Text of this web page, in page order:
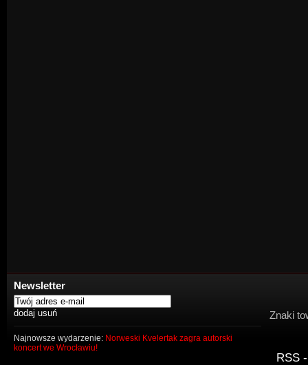
Newsletter
Najnowsze wydarzenie: Norweski Kvelertak zagra autorski
koncert we Wrocławiu!
Znaki
RSS